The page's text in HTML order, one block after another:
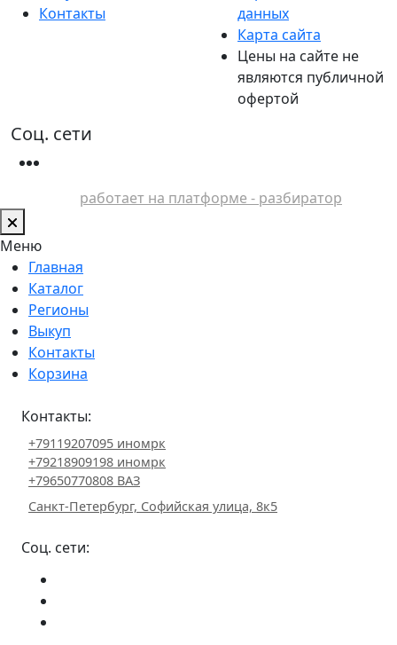
Контакты
данных
Карта сайта
Цены на сайте не
являются публичной
офертой
Соц. сети
работает на платформе - разбиратор
Меню
Главная
Каталог
Регионы
Выкуп
Контакты
Корзина
Контакты:
+79119207095 иномрк
+79218909198 иномрк
+79650770808 ВАЗ
Санкт-Петербург, Софийская улица, 8к5
Соц. сети: